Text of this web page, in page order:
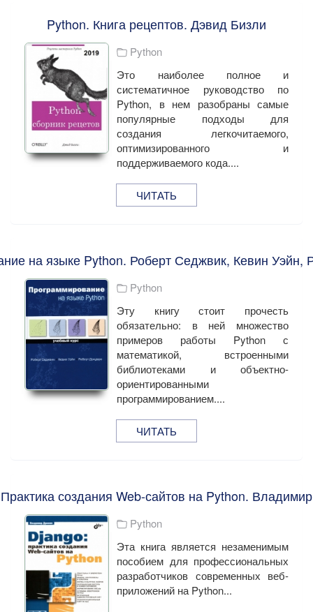
Python. Книга рецептов. Дэвид Бизли
Python
Это наиболее полное и
систематичное руководство по
Python, в нем разобраны самые
популярные подходы для
создания легкочитаемого,
оптимизированного и
поддерживаемого кода....
ЧИТАТЬ
на языке Python. Роберт Седжвик, Кевин Уэйн,
Python
Эту книгу стоит прочесть
обязательно: в ней множество
примеров работы Python с
математикой, встроенными
библиотеками и объектно-
ориентированными
программированием....
ЧИТАТЬ
создания Web-сайтов на Python.
Python
Эта книга является незаменимым
пособием для профессиональных
разработчиков современных веб-
приложений на Python...